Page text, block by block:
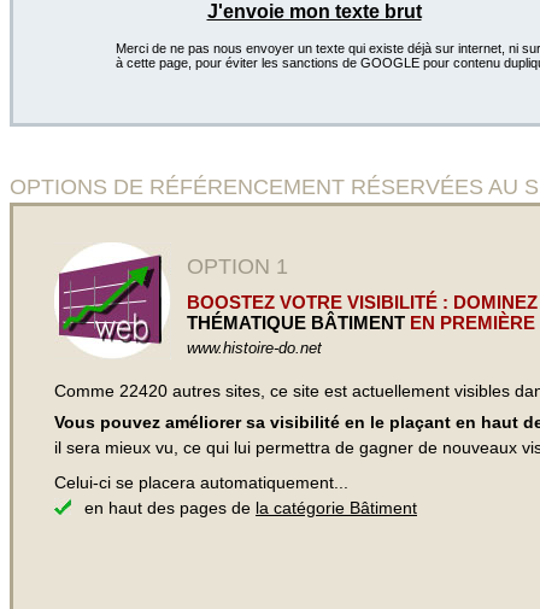
J'envoie mon texte brut
Merci de ne pas nous envoyer un texte qui existe déjà sur internet, ni
à cette page, pour éviter les sanctions de GOOGLE pour contenu
OPTIONS DE RÉFÉRENCEMENT RÉSERVÉES AU
OPTION 1
BOOSTEZ VOTRE VISIBILITÉ :
THÉMATIQUE BÂTIMENT EN
www.histoire-do.net
Comme 22420 autres sites, ce site est actuellement visibles
Vous pouvez améliorer sa visibilité en le plaçant en haut
il sera mieux vu, ce qui lui permettra de gagner de nouveaux
Celui-ci se placera automatiquement...
en haut des pages de la catégorie Bâtiment